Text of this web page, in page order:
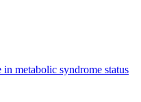
metabolic syndrome status